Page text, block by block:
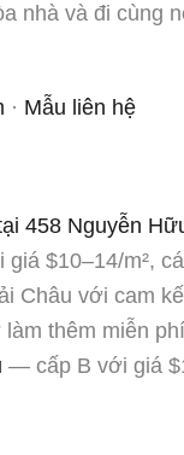
nhà và đi cùng
· Mẫu liên hệ
458 Nguyễn
$10–14/m²,
Châu với cam
thêm miễn
— cấp B với giá